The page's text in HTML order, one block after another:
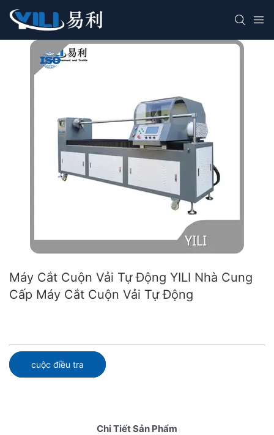
Máy Cắt Cuộn Vải Tự Động YILI Nhà Cung
Cấp Máy Cắt Cuộn Vải Tự Động
cuộc điều tra
Chi Tiết Sản Phẩm